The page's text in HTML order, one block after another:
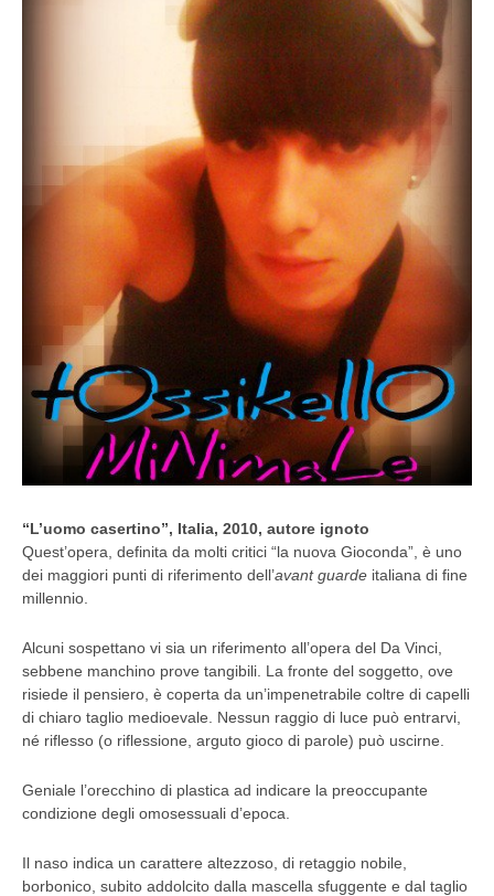
“L’uomo casertino”, Italia, 2010, autore ignoto
Quest’opera, definita da molti critici “la nuova Gioconda”, è uno
dei maggiori punti di riferimento dell’avant guarde italiana di fine
millennio.
Alcuni sospettano vi sia un riferimento all’opera del Da Vinci,
sebbene manchino prove tangibili. La fronte del soggetto, ove
risiede il pensiero, è coperta da un’impenetrabile coltre di capelli
di chiaro taglio medioevale. Nessun raggio di luce può entrarvi,
né riflesso (o riflessione, arguto gioco di parole) può uscirne.
Geniale l’orecchino di plastica ad indicare la preoccupante
condizione degli omosessuali d’epoca.
Il naso indica un carattere altezzoso, di retaggio nobile,
borbonico, subito addolcito dalla mascella sfuggente e dal taglio